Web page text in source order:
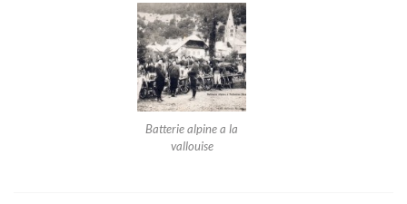
Batterie alpine a la
vallouise